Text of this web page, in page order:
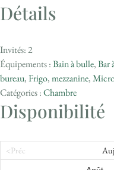
Détails
Invités:2
Équipements :Bain à bulle,Bar
bureau,Frigo,mezzanine,
Catégories :Chambre
Disponibilité
<Préc